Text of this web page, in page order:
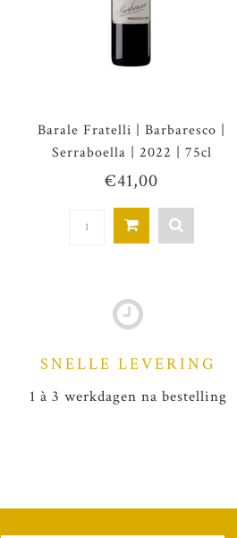
Barale Fratelli | Barbaresco |
Serraboella | 2022 | 75cl
€41,00
SNELLE LEVERING
1 à 3 werkdagen na bestelling